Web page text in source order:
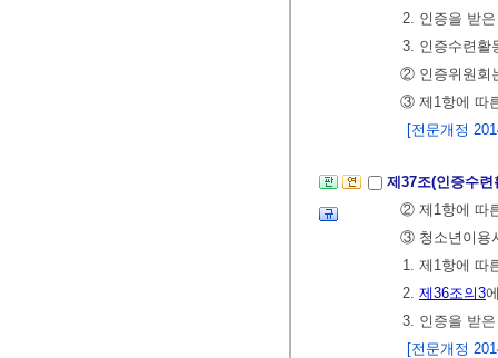
2. 인증을 받
3. 인증수련활
② 인증위원회
③ 제1항에 따
[전문개정
제37조(인증수
② 제1항에 따
③ 청소년이용
1. 제1항에 따
2. 제36조의3
3. 인증을 받
[전문개정